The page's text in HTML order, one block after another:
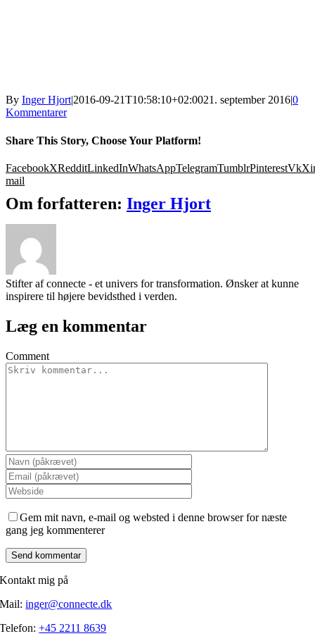
By Inger Hjort|2016-09-21T10:58:10+02:0021. september 2016|0
Kommentarer
Share This Story, Choose Your Platform!
FacebookXRedditLinkedInWhatsAppTelegramTumblrPinterestVk
mail
Om forfatteren: Inger Hjort
Stifter af connecte - et univers for transformation. Ønsker at kunne
inspirere til højere bevidsthed i verden.
Læg en kommentar
Comment
Gem mit navn, e-mail og websted i denne browser for næste
gang jeg kommenterer
Kontakt mig på
Mail:inger@connecte.dk
Telefon:+45 2211 8639